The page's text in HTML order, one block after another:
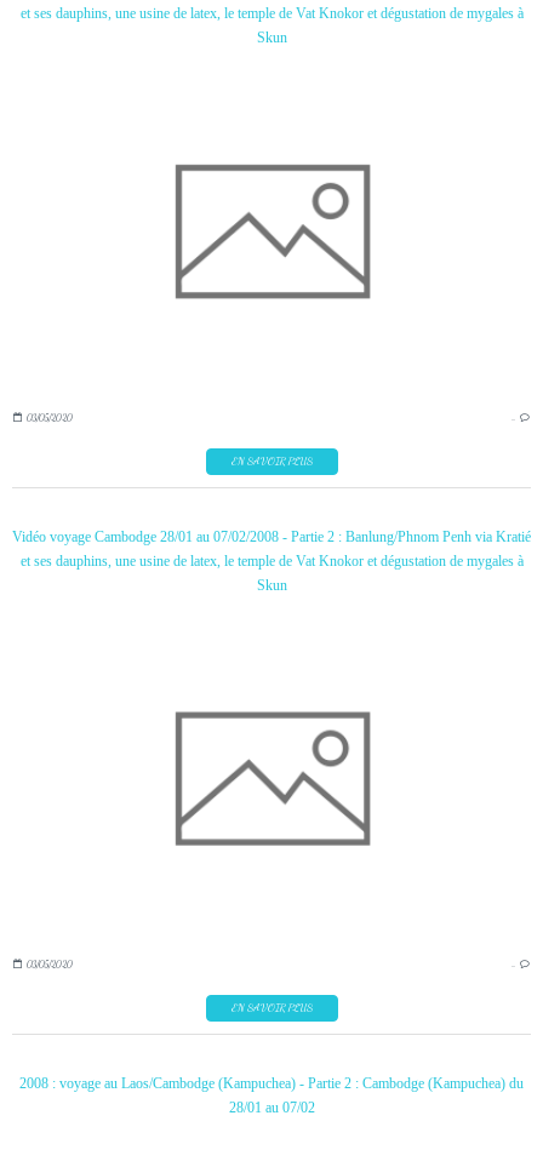
et ses dauphins, une usine de latex, le temple de Vat Knokor et dégustation de mygales à
Skun
03/05/2020
EN SAVOIR PLUS
Vidéo voyage Cambodge 28/01 au 07/02/2008 - Partie 2 : Banlung/Phnom Penh via Kratié
et ses dauphins, une usine de latex, le temple de Vat Knokor et dégustation de mygales à
Skun
03/05/2020 …
EN SAVOIR PLUS
2008 : voyage au Laos/Cambodge (Kampuchea) - Partie 2 : Cambodge (Kampuchea) du
28/01 au 07/02